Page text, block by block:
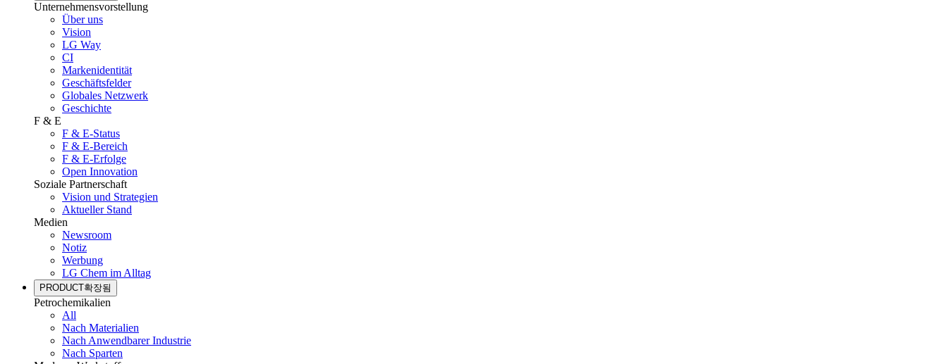
Unternehmensvorstellung
Über uns
Vision
LG Way
CI
Markenidentität
Geschäftsfelder
Globales Netzwerk
Geschichte
F & E
F & E-Status
F & E-Bereich
F & E-Erfolge
Open Innovation
Soziale Partnerschaft
Vision und Strategien
Aktueller Stand
Medien
Newsroom
Notiz
Werbung
LG Chem im Alltag
PRODUCT확장됨
Petrochemikalien
All
Nach Materialien
Nach Anwendbarer Industrie
Nach Sparten